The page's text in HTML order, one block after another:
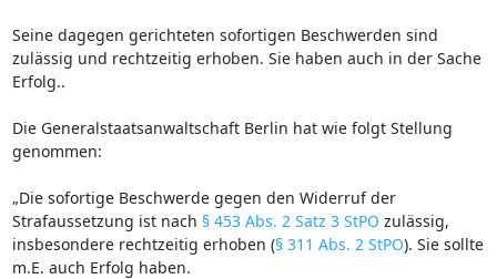
Seine dagegen gerichteten sofortigen Beschwerden sind
zulässig und rechtzeitig erhoben. Sie haben auch in der Sache
Erfolg..
Die Generalstaatsanwaltschaft Berlin hat wie folgt Stellung
genommen:
„Die sofortige Beschwerde gegen den Widerruf der
Strafaussetzung ist nach § 453 Abs. 2 Satz 3 StPO zulässig,
insbesondere rechtzeitig erhoben (§ 311 Abs. 2 StPO). Sie sollte
m.E. auch Erfolg haben.